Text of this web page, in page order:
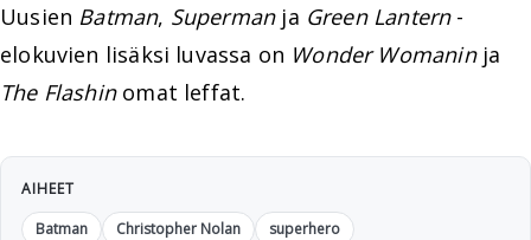
Uusien Batman, Supermanja Green Lantern-
elokuvien lisäksi luvassa on Wonder Womaninja
The Flashinomat leffat.
AIHEET
Batman
Christopher Nolan superhero